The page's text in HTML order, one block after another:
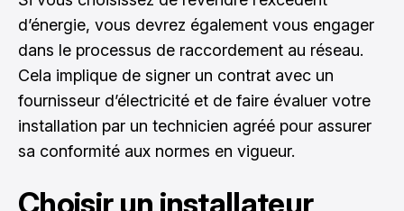
d’énergie, vous devrez également vous engager
dans le processus de raccordement au réseau.
Cela implique de signer un contrat avec un
fournisseur d’électricité et de faire évaluer votre
installation par un technicien agréé pour assurer
sa conformité aux normes en vigueur.
Choisir un installateur